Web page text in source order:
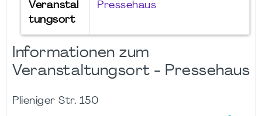
Veranstal
tungsort
Pressehaus
Informationen zum
Veranstaltungsort - Pressehaus
Plieniger Str. 150